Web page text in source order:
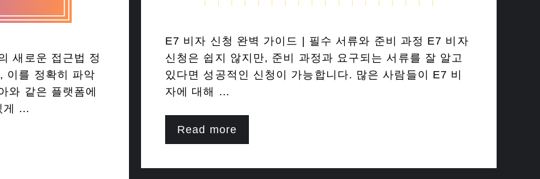
E7 비자 신청 완벽 가이드 | 필수 서류와 준비 과정 E7 비자
신청은 쉽지 않지만, 준비 과정과 요구되는 서류를 잘 알고
있다면 성공적인 신청이 가능합니다. 많은 사람들이 E7 비
자에 대해 …
Read more
새로운 접근법 정
이를 정확히 파악
와 같은 플랫폼에
게 …